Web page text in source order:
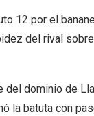
12 por el
del rival
del dominio de
la batuta con